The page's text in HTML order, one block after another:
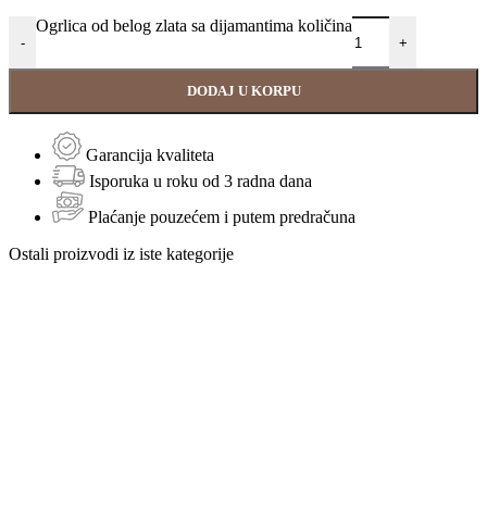
-
Ogrlica od belog zlata sa dijamantima količina
+
DODAJ U KORPU
Garancija kvaliteta
Isporuka u roku od 3 radna dana
Plaćanje pouzećem i putem predračuna
Ostali proizvodi iz iste kategorije